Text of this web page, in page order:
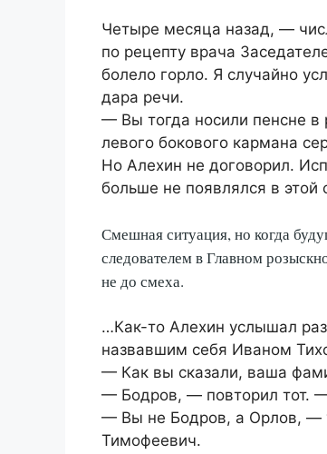
Четыре месяца назад, —
по рецепту врача
болело горло. Я случайно
дара речи.
— Вы тогда носили пенсне
левого бокового кармана
Но Алехин не договорил.
больше не появлялся в этой
Смешная ситуация, но когда
следователем в Главном
не до смеха.
…Как-то Алехин услышал
назвавшим себя Иваном
— Как вы сказали, ваша
— Бодров, — повторил тот.
— Вы не Бодров, а Орлов, —
Тимофеевич.